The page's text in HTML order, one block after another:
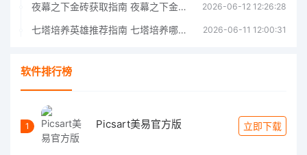
夜幕之下金砖获取指南 夜幕之下金砖获取方法 2026-06-12 12:26:28
七塔培养英雄推荐指南 七塔培养哪个英雄好 2026-06-11 12:00:31
软件排行榜
1 Picsart美易官方版 立即下载